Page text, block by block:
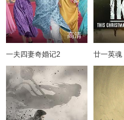
高清
一夫四妻奇婚记2 廿一英魂